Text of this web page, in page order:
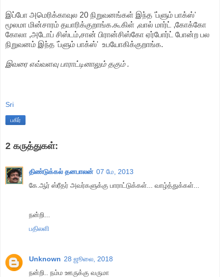
இப்போ அமெரிக்காவுல 20 நிறுவனங்கள் இந்த 'ப்ளும் பாக்ஸ்'
மூலமா மின்சாரம் தயாரிக்குறாங்க.கூகிள் ,வால் மார்ட் ,கோக்கோ
கோலா ,அடோப் சிஸ்டம்,சான் பிரான்சிஸ்கோ ஏர்போர்ட் போன்ற பல
நிறுவனம் இந்த 'ப்ளும் பாக்ஸ்' உபயோகிக்குறாங்க.
இவரை எவ்வளவு பாராட்டினாலும் தகும் .
Sri
பகிர்
2 கருத்துகள்:
திண்டுக்கல் தனபாலன் 07 மே, 2013
கே.ஆர் ஸ்ரீதர் அவர்களுக்கு பாராட்டுக்கள்... வாழ்த்துக்கள்...
நன்றி...
பதிலளி
Unknown 28 ஜூலை, 2018
நன்றி.. நம்ம ஊருக்கு வருமா